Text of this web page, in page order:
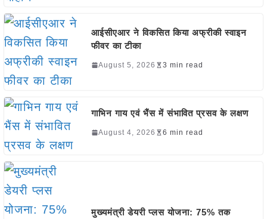
आईसीएआर ने विकसित किया अफ्रीकी स्वाइन
फीवर का टीका
August 5, 2026 3 min read
गाभिन गाय एवं भैंस में संभावित प्रसव के लक्षण
August 4, 2026 6 min read
मुख्यमंत्री डेयरी प्लस योजना: 75% तक